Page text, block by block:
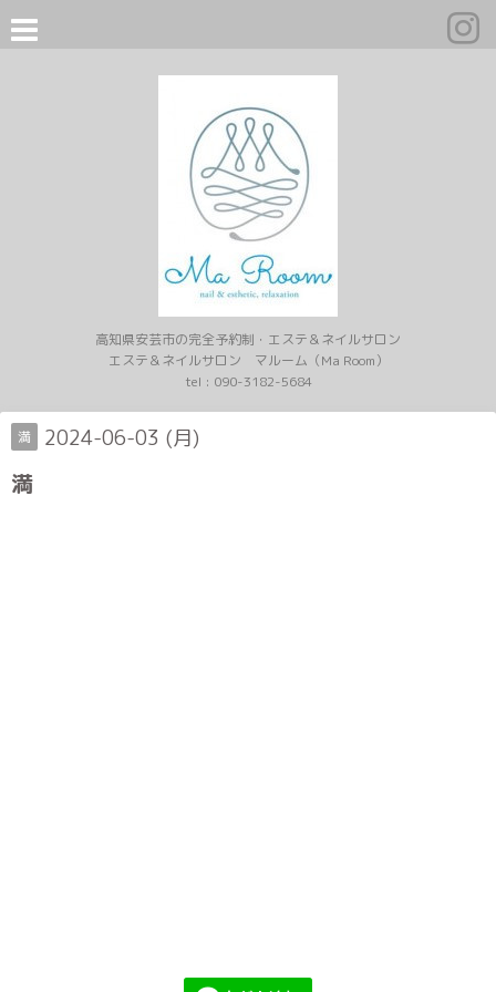
高知県安芸市の完全予約制・エステ＆ネイルサロン
エステ＆ネイルサロン マルーム（Ma Room）
tel : 090-3182-5684
満 2024-06-03 (月)
満